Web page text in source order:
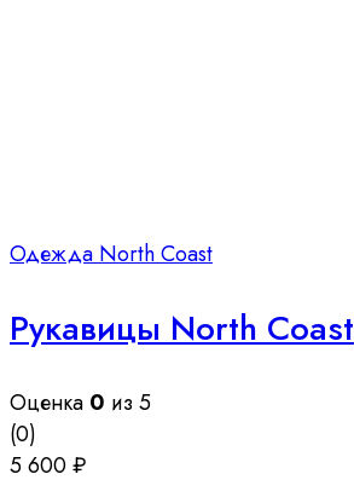
Одежда North Coast
Рукавицы North Coast
Оценка 0 из 5
(0)
5 600₽